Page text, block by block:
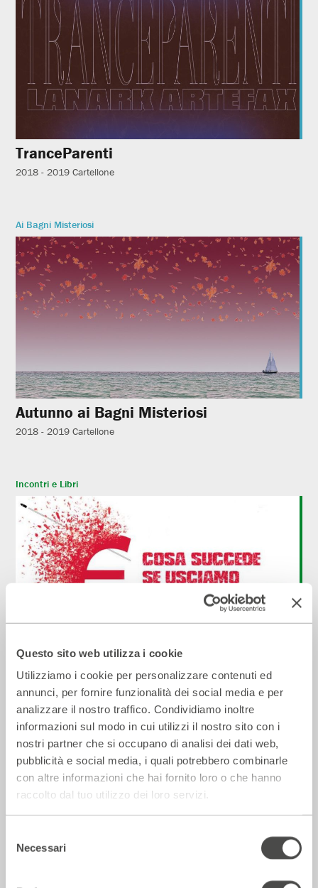
Questo sito web utilizza i cookie
Utilizziamo i cookie per personalizzare contenuti ed
annunci, per fornire funzionalità dei social media e per
analizzare il nostro traffico. Condividiamo inoltre
informazioni sul modo in cui utilizzi il nostro sito con i
nostri partner che si occupano di analisi dei dati web,
pubblicità e social media, i quali potrebbero combinarle
con altre informazioni che hai fornito loro o che hanno
raccolto dal tuo utilizzo dei loro servizi.
delNecessari
TranceParenti
2018 - 2019 Cartellone
Ai Bagni Misteriosi
Autunno ai Bagni Misteriosi
2018 - 2019 Cartellone
Incontri e Libri
Cosa succede se usciamo dall’euro?
2018 - 2019 Cartellone
Ai Bagni Misteriosi